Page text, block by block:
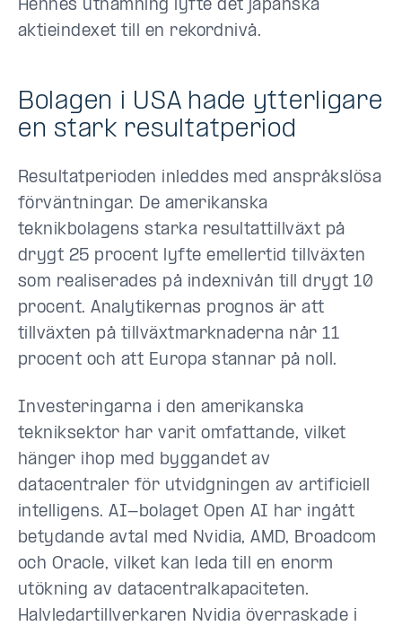
Hennes utnämning lyfte det japanska
aktieindexet till en rekordnivå.
Bolagen i USA hade ytterligare
en stark resultatperiod
Resultatperioden inleddes med anspråkslösa
förväntningar. De amerikanska
teknikbolagens starka resultattillväxt på
drygt 25 procent lyfte emellertid tillväxten
som realiserades på indexnivån till drygt 10
procent. Analytikernas prognos är att
tillväxten på tillväxtmarknaderna når 11
procent och att Europa stannar på noll.
Investeringarna i den amerikanska
tekniksektor har varit omfattande, vilket
hänger ihop med byggandet av
datacentraler för utvidgningen av artificiell
intelligens. AI-bolaget Open AI har ingått
betydande avtal med Nvidia, AMD, Broadcom
och Oracle, vilket kan leda till en enorm
utökning av datacentralkapaciteten.
Halvledartillverkaren Nvidia överraskade i